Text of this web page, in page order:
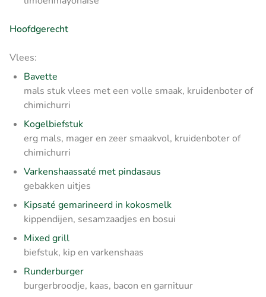
Hoofdgerecht
Vlees:
Bavette
mals stuk vlees met een volle smaak, kruidenboter of
chimichurri
Kogelbiefstuk
erg mals, mager en zeer smaakvol, kruidenboter of
chimichurri
Varkenshaassaté met pindasaus
gebakken uitjes
Kipsaté gemarineerd in kokosmelk
kippendijen, sesamzaadjes en bosui
Mixed grill
biefstuk, kip en varkenshaas
Runderburger
burgerbroodje, kaas, bacon en garnituur